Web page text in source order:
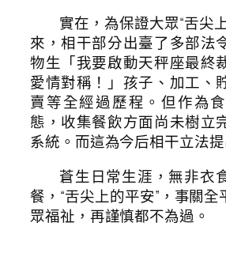
實在，為保證大眾“舌尖
來，相干部分出臺了多部法
物生「我要啟動天秤座最終
愛情對稱！」孩子、加工、
賣等全經過歷程。但作為
態，收集餐飲方面尚未樹立
系統。而這為今后相干立法提
蒼生日常生涯，無非衣
餐，“舌尖上的平安”，事關
眾福祉，再謹慎都不為過。